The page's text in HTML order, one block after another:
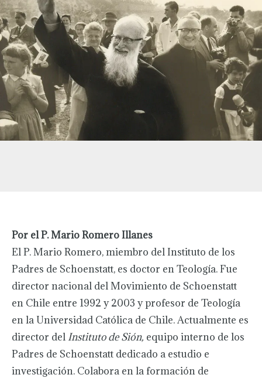
Por el P. Mario Romero Illanes
El P. Mario Romero, miembro del Instituto de los
Padres de Schoenstatt, es doctor en Teología. Fue
director nacional del Movimiento de Schoenstatt
en Chile entre 1992 y 2003 y profesor de Teología
en la Universidad Católica de Chile. Actualmente es
director del Instituto de Sión, equipo interno de los
Padres de Schoenstatt dedicado a estudio e
investigación. Colabora en la formación de